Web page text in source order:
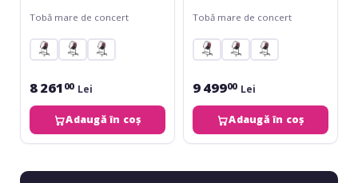
Tobă mare de concert
8 261 00 Lei
Adaugă în coș
Tobă mare de concert
9 49900 Lei
Adaugă în coș